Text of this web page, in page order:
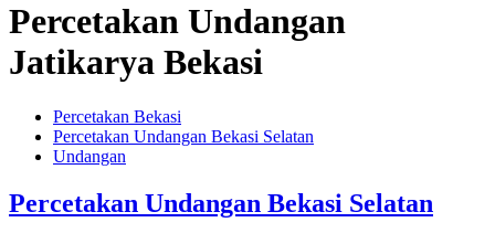
Percetakan Undangan
Jatikarya Bekasi
Percetakan Bekasi
Percetakan Undangan Bekasi Selatan
Undangan
Percetakan Undangan Bekasi Selatan